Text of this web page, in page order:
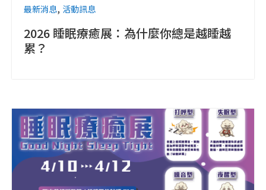
最新消息, 活動訊息
2026 睡眠療癒展：為什麼你總是越睡越
累？